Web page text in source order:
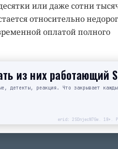
или даже сотни
относительно
оплатой полного
из них работающий
детекты, реакция. Что закрывает
erid: 2SDnjecN7Gw. 18+.